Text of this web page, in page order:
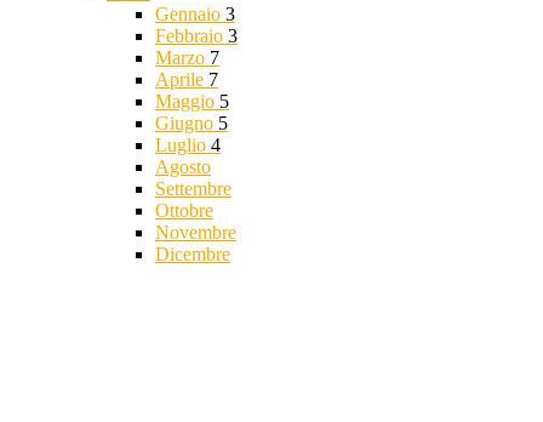
Gennaio 3
Febbraio 3
Marzo 7
Aprile 7
Maggio 5
Giugno 5
Luglio 4
Agosto
Settembre
Ottobre
Novembre
Dicembre